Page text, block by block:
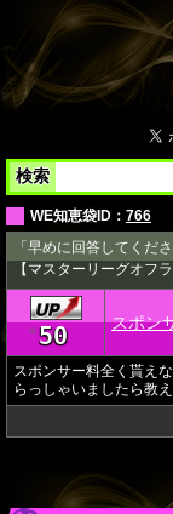
検索
WE知恵袋ID： 766
「早めに回答してくださ
【マスターリーグオフラ
★50 スポン
スポンサー料全く貰え
らっしゃいましたら教